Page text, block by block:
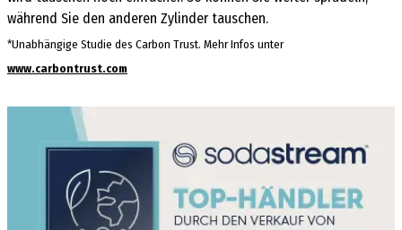
während Sie den anderen Zylinder tauschen.
*Unabhängige Studie des Carbon Trust. Mehr Infos unter
www.carbontrust.com